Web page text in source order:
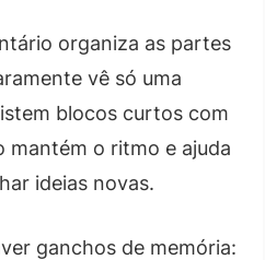
organiza as partes
vê só uma
blocos curtos com
mantém o ritmo e ajuda
ideias novas.
ganchos de memória: